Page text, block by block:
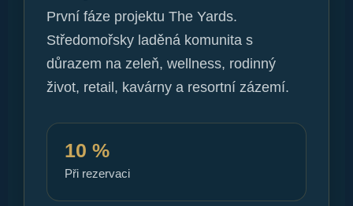
První fáze projektu The Yards.
Středomořsky laděná komunita s
důrazem na zeleň, wellness, rodinný
život, retail, kavárny a resortní zázemí.
10 %
Při rezervaci